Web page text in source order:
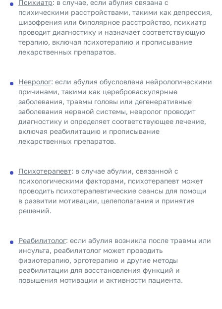
Психиатр: в случае, если абулия связана с
психическими расстройствами, такими как депрессия,
шизофрения или биполярное расстройство, психиатр
проводит диагностику и назначает соответствующую
терапию, включая психотерапию и прописывание
лекарственных препаратов.
Невролог: если абулия обусловлена нейрологическими
причинами, такими как цереброваскулярные
заболевания, травмы головы или дегенеративные
заболевания нервной системы, невролог проводит
диагностику и определяет соответствующее лечение,
включая реабилитацию и прописывание
лекарственных препаратов.
Психотерапевт: в случае абулии, связанной с
психологическими факторами, психотерапевт может
проводить психотерапевтические сеансы для помощи
в развитии мотивации, целеполагания и принятия
решений.
Реабилитолог: если абулия возникла после травмы или
инсульта, реабилитолог может проводить
физиотерапию, эрготерапию и другие методы
реабилитации для восстановления функций и
повышения мотивации и активности пациента.